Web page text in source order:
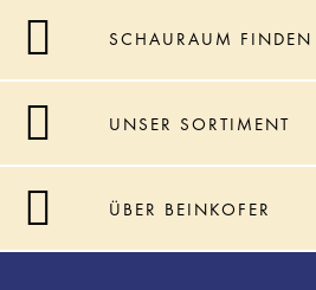
SCHAURAUM FINDEN
UNSER SORTIMENT
ÜBER BEINKOFER